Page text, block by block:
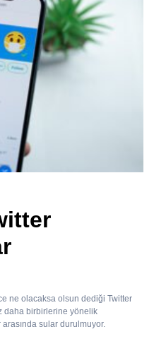
ne olacaksa olsun dediği Twitter
daha birbirlerine yönelik
sular durulmuyor.